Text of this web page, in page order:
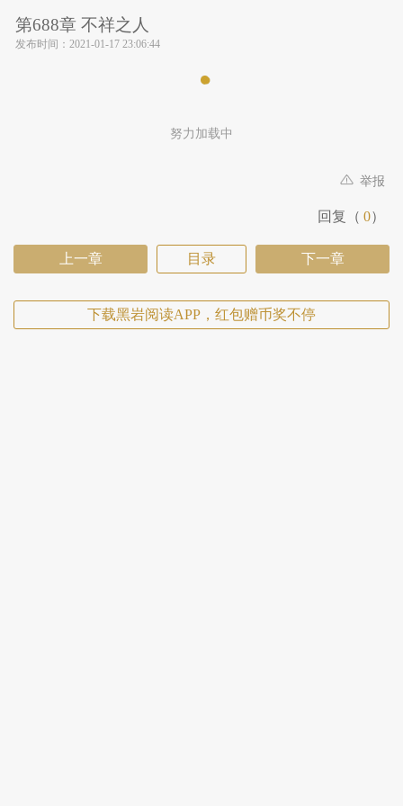
第688章 不祥之人
发布时间： 2021-01-17 23:06:44
努力加载中
举报
回复（ 0）
上一章 目录 下一章
下载黑岩阅读APP，红包赠币奖不停